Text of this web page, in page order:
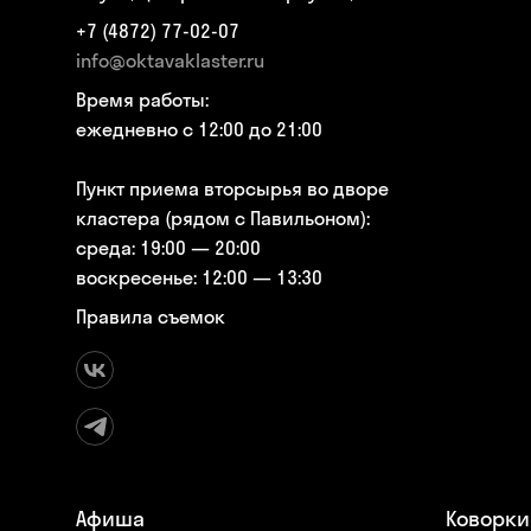
+7 (4872) 77-02-07
info@oktavaklaster.ru
Время работы:
ежедневно с 12:00 до 21:00
Пункт приема вторсырья во дворе
кластера (рядом с Павильоном):
среда: 19:00 — 20:00
воскресенье: 12:00 — 13:30
Правила съемок
Афиша